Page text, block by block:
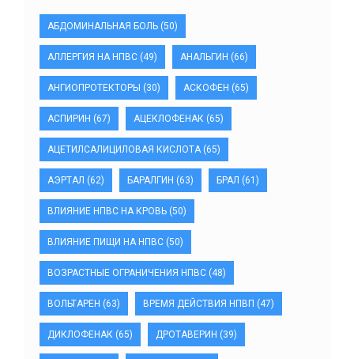
АБДОМИНАЛЬНАЯ БОЛЬ (50)
АЛЛЕРГИЯ НА НПВС (49) АНАЛЬГИН (66)
АНГИОПРОТЕКТОРЫ (30) АСКОФЕН (65)
АСПИРИН (67) АЦЕКЛОФЕНАК (65)
АЦЕТИЛСАЛИЦИЛОВАЯ КИСЛОТА(65)
АЭРТАЛ (62) БАРАЛГИН (63) БРАЛ (61)
ВЛИЯНИЕ НПВС НА КРОВЬ (50)
ВЛИЯНИЕ ПИЩИ НА НПВС (50)
ВОЗРАСТНЫЕ ОГРАНИЧЕНИЯ НПВС (48)
ВОЛЬТАРЕН (63) ВРЕМЯ ДЕЙСТВИЯ НПВП (47)
ДИКЛОФЕНАК (65) ДРОТАВЕРИН (39)